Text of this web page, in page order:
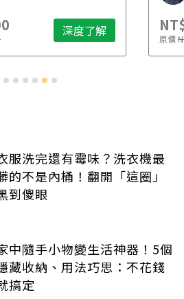
深度了解 原價
服洗完還有霉味？洗衣機最
的不是內桶！翻開「這圈」
到傻眼
中隨手小物變生活神器！5個
藏收納、用法巧思：不花錢
搞定